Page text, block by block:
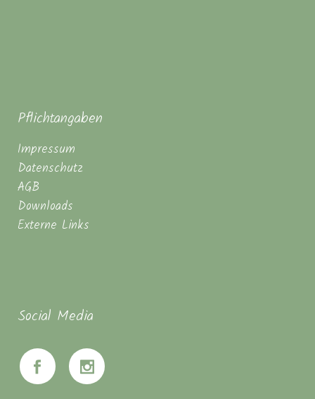
Pflichtangaben
Impressum
Datenschutz
AGB
Downloads
Externe Links
Social Media